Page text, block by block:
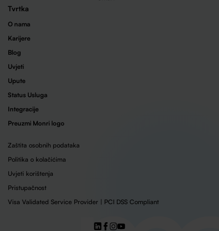
Tvrtka
O nama
Karijere
Blog
Uvjeti
Upute
Status Usluga
Integracije
Preuzmi Monri logo
Zaštita osobnih podataka
Politika o kolačićima
Uvjeti korištenja
Pristupačnost
Visa Validated Service Provider | PCI DSS Compliant